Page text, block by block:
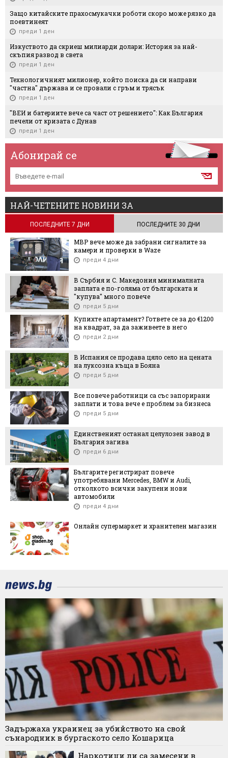
Защо китайските прахосмукачки роботи скоро може рязко да
поевтинеят
преди 1 ден
Изкуството да скриеш милиарди долари: История за най-
скъпия развод в света
преди 1 ден
Технологичният милионер, който поиска да си направи
"частна" държава и се провали с гръм и трясък
преди 1 ден
"ВЕИ и батериите вече са част от решението": Как България
печели от кризата с Дунав
преди 1 ден
Абонирай се
НАЙ-ЧЕТЕНИТЕ НОВИНИ ЗА
ПОСЛЕДНИТЕ 7 ДНИ ПОСЛЕДНИТЕ 30 ДНИ
МВР вече може да забрани сигналите за
камери и проверки в Waze
преди 4 дни
В Сърбия и С. Македония минималната
заплата е по-голяма от българската и
"купува" много повече
преди 5 дни
Купихте апартамент? Гответе се за до €1200
на квадрат, за да заживеете в него
преди 2 дни
В Испания се продава цяло село на цената
на луксозна къща в Бояна
преди 5 дни
Все повече работници са със запорирани
заплати и това вече е проблем за бизнеса
преди 5 дни
Единственият останал целулозен завод в
България загива
преди 6 дни
Българите регистрират повече
употребявани Mercedes, BMW и Audi,
отколкото всички закупени нови
автомобили
преди 4 дни
Онлайн супермаркет и хранителен магазин
Задържаха украинец за убийството на свой
сънародник в бургаското село Кошарица
Наркотици ли са замесени в